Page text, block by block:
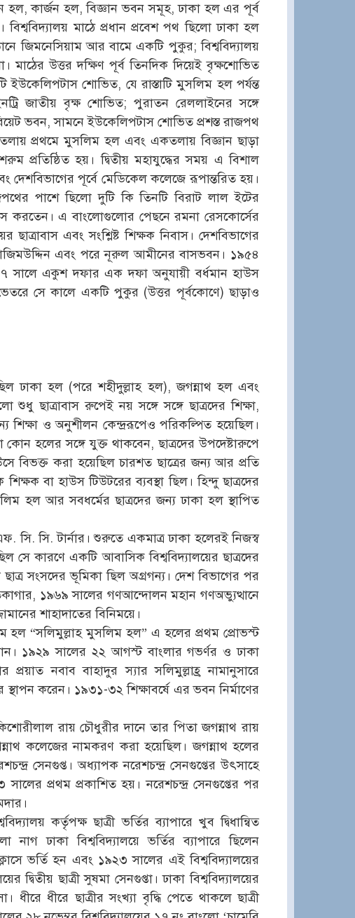
হল, কার্জন হল, বিজ্ঞান ভবন সমূহ, ঢাকা হল এর পূর্ব
মাঠে প্রধান প্রবেশ পথ ছিলো ঢাকা হল
জিমনেসিয়াম আর বামে একটি পুকুর; বিশ্ববিদ্যালয়
মাঠের উত্তর দক্ষিণ পূর্ব তিনদিক দিয়েই বৃক্ষশোভিত
ইউকেলিপটাস শোভিত, যে রাস্তাটি মুসলিম হল পর্যন্ত
জাতীয় বৃক্ষ শোভিত; পুরাতন রেললাইনের সঙ্গে
ভবন, সামনে ইউকেলিপটাস শোভিত প্রশস্ত রাজপথ
প্রথমে মুসলিম হল এবং একতলায় বিজ্ঞান ছাড়া
প্রতিষ্ঠিত হয়। দ্বিতীয় মহাযুদ্ধের সময় এ বিশাল
দেশবিভাগের পূর্বে মেডিকেল কলেজে রূপান্তরিত হয়।
পাশে ছিলো দুটি কি তিনটি বিরাট লাল ইটের
করতেন। এ বাংলোগুলোর পেছনে রমনা রেসকোর্সের
এবং সংশ্লিষ্ট শিক্ষক নিবাস। দেশবিভাগের
নাজিমউদ্দিন এবং পরে নূরুল আমীনের বাসভবন। ১৯৫৪
সালে একুশ দফার এক দফা অনুযায়ী বর্ধমান হাউস
ভেতরে সে কালে একটি পুকুর (উত্তর পূর্বকোণে) ছাড়াও
ঢাকা হল (পরে শহীদুল্লাহ হল), জগন্নাথ হল এবং
ছাত্রাবাস রুপেই নয় সঙ্গে সঙ্গে ছাত্রদের শিক্ষা,
ও অনুশীলন কেন্দ্ররূপেও পরিকল্পিত হয়েছিল।
কোন হলের সঙ্গে যুক্ত থাকবেন, ছাত্রদের উপদেষ্টারুপে
বিভক্ত করা হয়েছিল চারশত ছাত্রের জন্য আর প্রতি
বা হাউস টিউটরের ব্যবস্থা ছিল। হিন্দু ছাত্রদের
হল আর সবধর্মের ছাত্রদের জন্য ঢাকা হল স্থাপিত
সি. সি. টার্নার। শুরুতে একমাত্র ঢাকা হলেরই নিজস্ব
কারণে একটি আবাসিক বিশ্ববিদ্যালয়ের ছাত্রদের
ছাত্র সংসদের ভূমিকা ছিল অগ্রগন্য। দেশ বিভাগের পর
১৯৬৯ সালের গণআন্দোলন মহান গণঅভ্যুত্থানে
শাহাদাতের বিনিময়ে।
হল “সলিমুল্লাহ মুসলিম হল” এ হলের প্রথম প্রোভস্ট
১৯২৯ সালের ২২ আগস্ট বাংলার গভর্ণর ও ঢাকা
প্রয়াত নবাব বাহাদুর স্যার সলিমুল্লাহ্র নামানুসারে
স্থাপন করেন। ১৯৩১-৩২ শিক্ষাবর্ষে এর ভবন নির্মাণের
রায় চৌধুরীর দানে তার পিতা জগন্নাথ রায়
কলেজের নামকরণ করা হয়েছিল। জগন্নাথ হলের
সেনগুপ্ত। অধ্যাপক নরেশচন্দ্র সেনগুপ্তের উৎসাহে
সালের প্রথম প্রকাশিত হয়। নরেশচন্দ্র সেনগুপ্তের পর
কর্তৃপক্ষ ছাত্রী ভর্তির ব্যাপারে খুব দ্বিধান্বিত
ঢাকা বিশ্ববিদ্যালয়ে ভর্তির ব্যাপারে ছিলেন
ভর্তি হন এবং ১৯২৩ সালের এই বিশ্ববিদ্যালয়ের
দ্বিতীয় ছাত্রী সুষমা সেনগুপ্তা। ঢাকা বিশ্ববিদ্যালয়ের
ধীরে ছাত্রীর সংখ্যা বৃদ্ধি পেতে থাকলে ছাত্রী